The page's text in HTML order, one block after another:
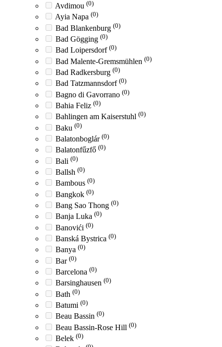
Avdimou (0)
Ayia Napa (0)
Bad Blankenburg (0)
Bad Gögging (0)
Bad Loipersdorf (0)
Bad Malente-Gremsmühlen (0)
Bad Radkersburg (0)
Bad Tatzmannsdorf (0)
Bagno di Gavorrano (0)
Bahia Feliz (0)
Bahlingen am Kaiserstuhl (0)
Baku (0)
Balatonboglár (0)
Balatonfűzfő (0)
Bali (0)
Ballsh (0)
Bambous (0)
Bangkok (0)
Bang Sao Thong (0)
Banja Luka (0)
Banovići (0)
Banská Bystrica (0)
Banya (0)
Bar (0)
Barcelona (0)
Barsinghausen (0)
Bath (0)
Batumi (0)
Beau Bassin (0)
Beau Bassin-Rose Hill (0)
Belek (0)